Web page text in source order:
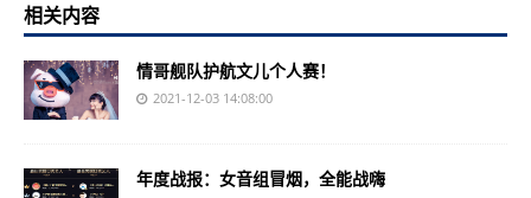
相关内容
情哥舰队护航文儿个人赛！
2021-12-03 14:08:00
年度战报：女音组冒烟，全能战嗨